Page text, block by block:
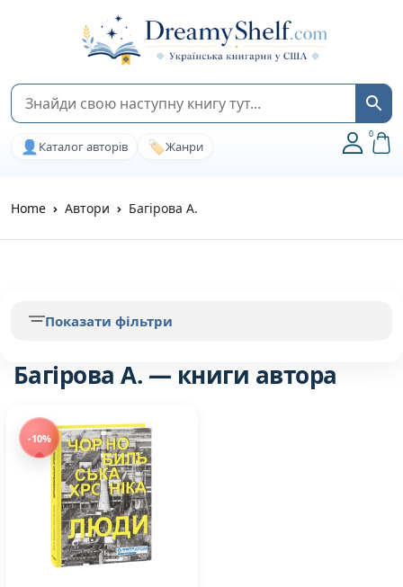
👤 Каталог авторів 🏷️Жанри
0
Home Автори Багірова А.
Багірова А. — книги автора
-10%
Показати фільтри